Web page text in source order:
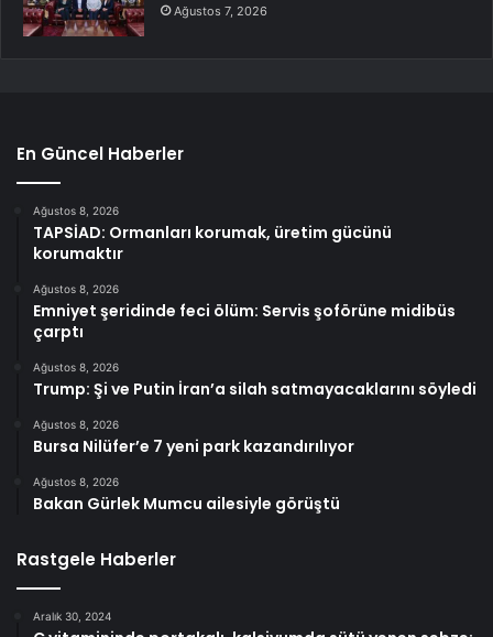
Ağustos 7, 2026
En Güncel Haberler
Ağustos 8, 2026
TAPSİAD: Ormanları korumak, üretim gücünü
korumaktır
Ağustos 8, 2026
Emniyet şeridinde feci ölüm: Servis şoförüne midibüs
çarptı
Ağustos 8, 2026
Trump: Şi ve Putin İran’a silah satmayacaklarını söyledi
Ağustos 8, 2026
Bursa Nilüfer’e 7 yeni park kazandırılıyor
Ağustos 8, 2026
Bakan Gürlek Mumcu ailesiyle görüştü
Rastgele Haberler
Aralık 30, 2024